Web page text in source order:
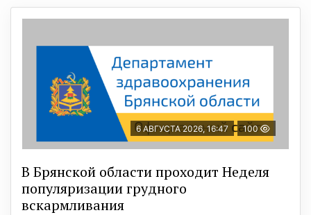
6 АВГУСТА 2026, 16:47 100
В Брянской области проходит Неделя
популяризации грудного
вскармливания